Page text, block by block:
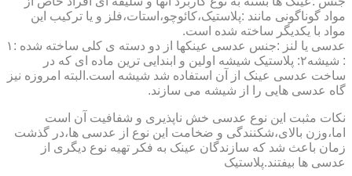
مواد گوناگونی مانند :پلاستیک،کائوچو،استات،فلز و یا ترکیب این
مواد با یکدیگر ساخته شده است.
عدسی یا لنز :جنس عدسی عینکها از دو دسته ی کلی ساخته شده :۱
: شیشه۲: پلاستیک شیشه اولین و ابندایی ترین ماده ای که در
ساخت عدسی عینک از آن استفاده شد شیشه است.البته امروزه نیز
گاه عدسی هایی را از شیشه می سازند.
نکات مثبت این نوع عدسی خش ناپذیری و شفافیت آن است
اما،وزن بالای،شکنندگی و ضخامت این نوع از عدسی ها،در گذشت
زمان باعث شد که سازندگان عینک به فکر تهیه نوع دیگری از
عدسی ها بیفتند.پلاستیک